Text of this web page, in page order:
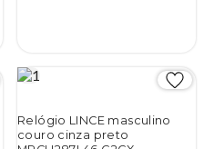
Relógio LINCE masculino
couro cinza preto